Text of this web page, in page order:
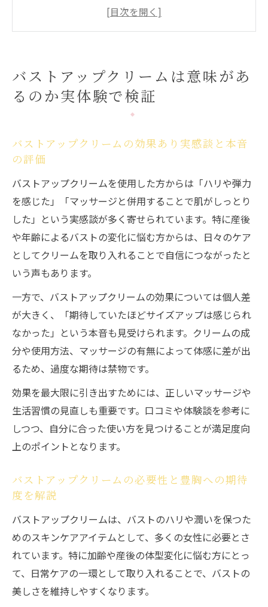
バストアップクリームの必要性と豊胸への
実体験から検証
市販バストアップクリームの成分分析と評
バストアップクリームの脂肪を増やす作用
礼儀としてのバストケアがもたらす安心感
バストアップクリーム使用時の礼儀とマナ
ーの基本
バストケアの礼儀意識が安心感につながる
理由
バストアップクリームを丁寧に使う習慣の
メリット
日常のバストケアに必要な礼儀とクリーム
の選び方
バストアップクリームで叶える大人のマナ
ーケア
クリーム選びで失敗しない大切なポイントとは
バストアップクリームで失敗しない成分選
びのコツ
効果あり市販バストアップクリームの見極
バストアップクリームのランキング活用術
と注意点
バストアップクリームおすすめの特徴と選
び方
脂肪を増やす成分入りバストアップクリー
ムの選定基準
成分比較から見えるバストアップクリームの実
バストアップクリームは意味があ
るのか実体験で検証
バストアップクリームの効果あり実感談と本音
の評価
バストアップクリームを使用した方からは「ハリや弾力
を感じた」「マッサージと併用することで肌がしっとり
した」という実感談が多く寄せられています。特に産後
や年齢によるバストの変化に悩む方からは、日々のケア
としてクリームを取り入れることで自信につながったと
いう声もあります。
一方で、バストアップクリームの効果については個人差
が大きく、「期待していたほどサイズアップは感じられ
なかった」という本音も見受けられます。クリームの成
分や使用方法、マッサージの有無によって体感に差が出
るため、過度な期待は禁物です。
効果を最大限に引き出すためには、正しいマッサージや
生活習慣の見直しも重要です。口コミや体験談を参考に
しつつ、自分に合った使い方を見つけることが満足度向
上のポイントとなります。
バストアップクリームの必要性と豊胸への期待
度を解説
バストアップクリームは、バストのハリや潤いを保つた
めのスキンケアアイテムとして、多くの女性に必要とさ
れています。特に加齢や産後の体型変化に悩む方にとっ
て、日常ケアの一環として取り入れることで、バストの
美しさを維持しやすくなります。